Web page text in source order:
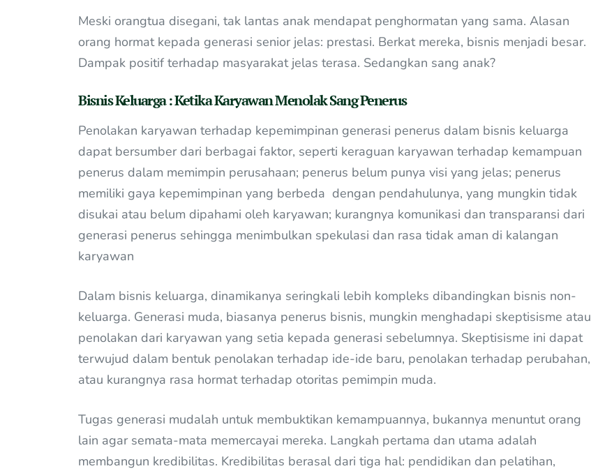
Meski orangtua disegani, tak lantas anak mendapat penghormatan yang sama. Alasan
orang hormat kepada generasi senior jelas: prestasi. Berkat mereka, bisnis menjadi besar.
Dampak positif terhadap masyarakat jelas terasa. Sedangkan sang anak?
Bisnis Keluarga : Ketika Karyawan Menolak Sang Penerus
Penolakan karyawan terhadap kepemimpinan generasi penerus dalam bisnis keluarga
dapat bersumber dari berbagai faktor, seperti keraguan karyawan terhadap kemampuan
penerus dalam memimpin perusahaan; penerus belum punya visi yang jelas; penerus
memiliki gaya kepemimpinan yang berbeda dengan pendahulunya, yang mungkin tidak
disukai atau belum dipahami oleh karyawan; kurangnya komunikasi dan transparansi dari
generasi penerus sehingga menimbulkan spekulasi dan rasa tidak aman di kalangan
karyawan
Dalam bisnis keluarga, dinamikanya seringkali lebih kompleks dibandingkan bisnis non-
keluarga. Generasi muda, biasanya penerus bisnis, mungkin menghadapi skeptisisme atau
penolakan dari karyawan yang setia kepada generasi sebelumnya. Skeptisisme ini dapat
terwujud dalam bentuk penolakan terhadap ide-ide baru, penolakan terhadap perubahan,
atau kurangnya rasa hormat terhadap otoritas pemimpin muda.
Tugas generasi mudalah untuk membuktikan kemampuannya, bukannya menuntut orang
lain agar semata-mata memercayai mereka. Langkah pertama dan utama adalah
membangun kredibilitas. Kredibilitas berasal dari tiga hal: pendidikan dan pelatihan,